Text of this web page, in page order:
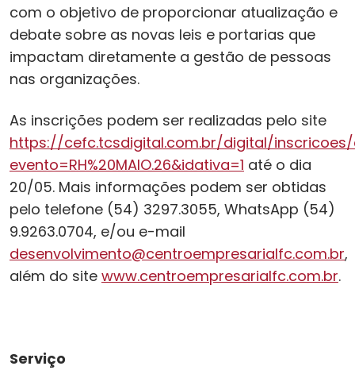
com o objetivo de proporcionar atualização e
debate sobre as novas leis e portarias que
impactam diretamente a gestão de pessoas
nas organizações.
As inscrições podem ser realizadas pelo site
https://cefc.tcsdigital.com.br/digital/inscricoes/
evento=RH%20MAIO.26&idativa=1 até o dia
20/05. Mais informações podem ser obtidas
pelo telefone (54) 3297.3055, WhatsApp (54)
9.9263.0704, e/ou e-mail
desenvolvimento@centroempresarialfc.com.br,
além do site www.centroempresarialfc.com.br.
Serviço